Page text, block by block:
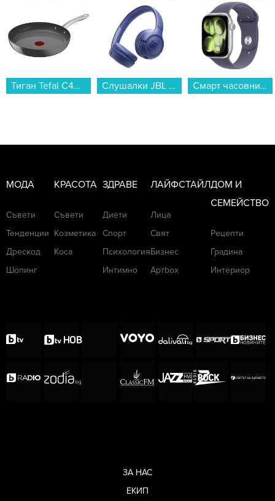
Тиган Tefal C4240443 Renew+ 24cm... Слушалки JBL T530BT BLU JBLT530BTBLUEU , Bluetooth , ON-EAR... Смарт часовник Apple Watch 11 46mm Silver/Purple Band S/M mev94 , 2.00 , 64 , Apple S10 SiP 64-bit Dual Core...
МОДА
Съвети
Тенденции
Дрескод
Шопинг
КРАСОТА
Съвети
Козметика
Коса
ЗДРАВЕ
Диети
Спорт
Психология
Интимно
ЛАЙФСТАЙЛ
Лица
Свят
Бизнес
Артbox
ДОМ И
СЕМЕЙСТВО
Рецепти
Градина
Интериор
ЗА НАС
ЕКИП